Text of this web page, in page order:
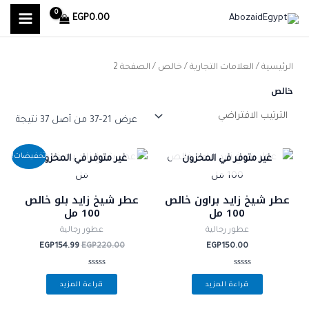
EGP0.00
ع ع
الرئيسية / العلامات التجارية / خالص / الصفحة 2
خالص
عرض 21–37 من أصل 37 نتيجة
غير متوفر في المخزون
عطر شيخ زايد براون خالص
100 مل
عطور رجالية
EGP150.00
تم
التقييم
قراءة المزيد
تخفيضات!غير متوفر في المخزون
عطر شيخ زايد بلو خالص
100 مل
عطور رجالية
EGP220.00
السعر
الأصلي
هو:
EGP154.99
السعر
الحالي
تم
التقييم
قراءة المزيد